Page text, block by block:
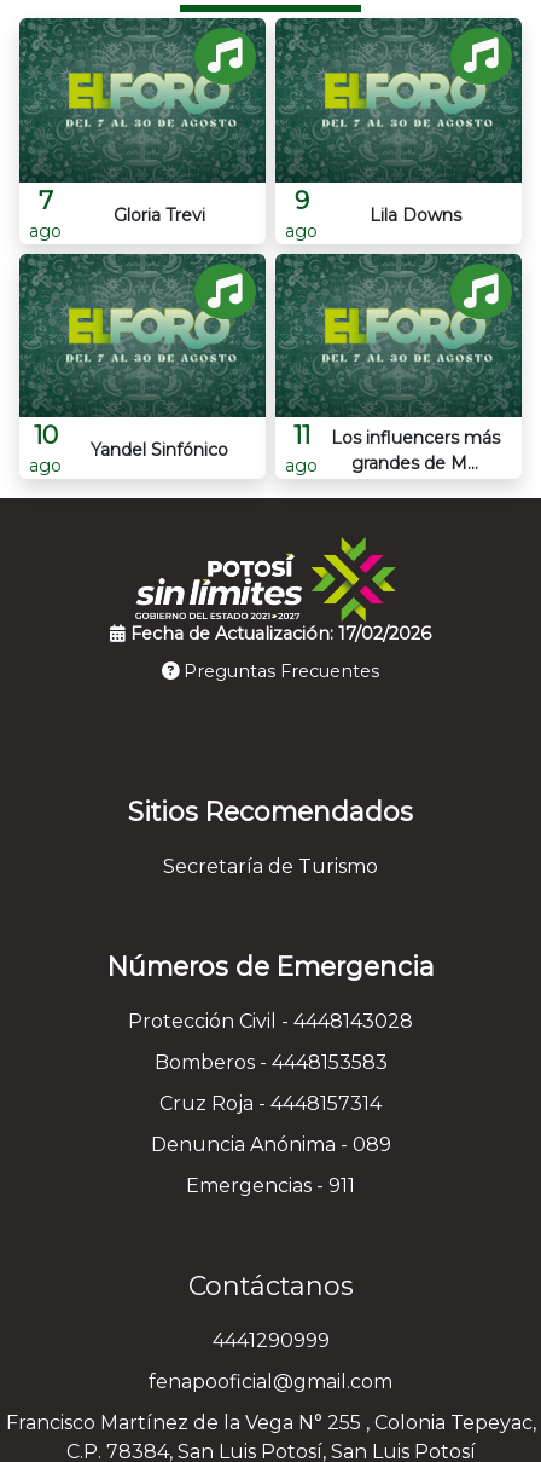
7
ago
Gloria Trevi 9
ago
Lila Downs
10
ago
Yandel Sinfónico 11
ago
Los influencers más
grandes de M...
Fecha de Actualización: 17/02/2026
Preguntas Frecuentes
Sitios Recomendados
Secretaría de Turismo
Números de Emergencia
Protección Civil - 4448143028
Bomberos - 4448153583
Cruz Roja - 4448157314
Denuncia Anónima - 089
Emergencias - 911
Contáctanos
4441290999
fenapooficial@gmail.com
Francisco Martínez de la Vega N° 255 , Colonia Tepeyac,
C.P. 78384, San Luis Potosí, San Luis Potosí